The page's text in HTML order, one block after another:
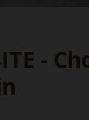
-